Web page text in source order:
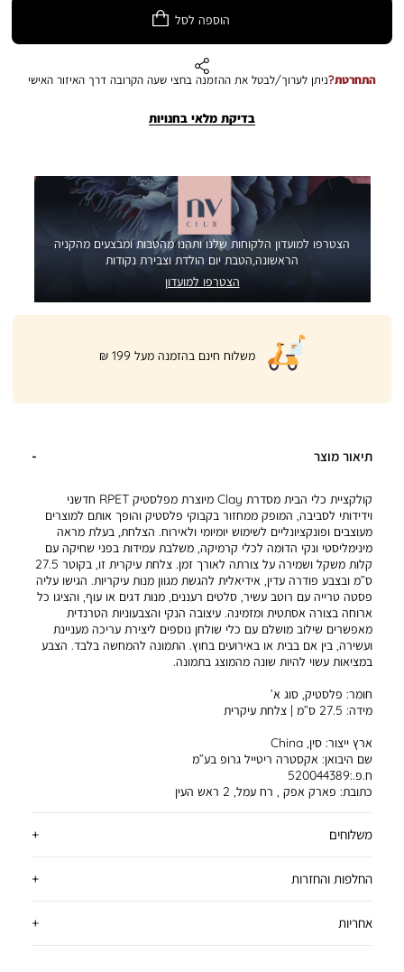
הוספה לסל
התחרטת?ניתן לערוך/לבטל את ההזמנה בחצי שעה הקרובה דרך האיזור האישי
בדיקת מלאי בחנויות
הצטרפו למועדון הלקוחות שלנו ותהנו מהטבות ומבצעים מהקניה
הראשונה,הטבת יום הולדת וצבירת נקודות
הצטרפו למועדון
|
product
page
banner
משלוח חינם בהזמנה מעל 199 ₪
תיאור מוצר
קולקציית כלי הבית מסדרת Clay מיוצרת מפלסטיק RPET חדשני
וידידותי לסביבה, המופק ממחזור בקבוקי פלסטיק והופך אותם למוצרים
מעוצבים ופונקציונליים לשימוש יומיומי ולאירוח. הצלחת, בעלת מראה
מינימליסטי ונקי הדומה לכלי קרמיקה, משלבת עמידות בפני שחיקה עם
קלות משקל ושמירה על צורתה לאורך זמן. צלחת עיקרית זו, בקוטר 27.5
ס”מ ובצבע פודרה עדין, אידיאלית להגשת מגוון מנות עיקריות. הגישו עליה
פסטה טרייה עם רוטב עשיר, סלטים רעננים, מנות דגים או עוף, והציגו כל
ארוחה בצורה אסתטית ומזמינה. עיצובה הנקי והצבעוניות הטרנדית
מאפשרים שילוב מושלם עם כלי שולחן נוספים ליצירת עריכה מעניינת
ועשירה, בין אם בבית או באירועים בחוץ. התמונה להמחשה בלבד. הצבע
במציאות עשוי להיות שונה מהמוצג בתמונה.
חומר: פלסטיק, סוג א’
מידה: 27.5 ס”מ | צלחת עיקרית
ארץ ייצור: סין, China
שם היבואן: אקסטרה ריטייל גרופ בע”מ
ח.פ.:520044389
כתובת: פארק אפק , רח עמל, 2 ראש העין
משלוחים
החלפות והחזרות
אחריות